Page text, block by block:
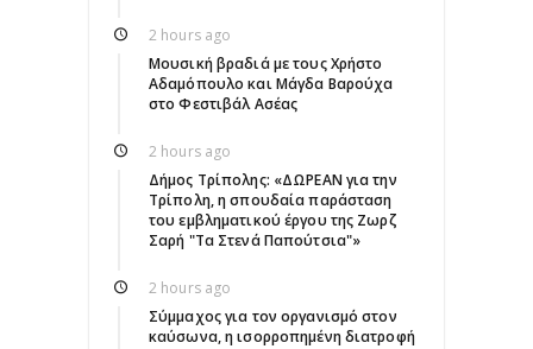
2 hours ago
Μουσική βραδιά με τους Χρήστο
Αδαμόπουλο και Μάγδα Βαρούχα
στο Φεστιβάλ Ασέας
2 hours ago
Δήμος Τρίπολης: «ΔΩΡΕΑΝ για την
Τρίπολη, η σπουδαία παράσταση
του εμβληματικού έργου της Ζωρζ
Σαρή "Τα Στενά Παπούτσια"»
2 hours ago
Σύμμαχος για τον οργανισμό στον
καύσωνα, η ισορροπημένη διατροφή